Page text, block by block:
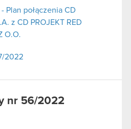
Plan połączenia CD
z CD PROJEKT RED
O.O.
2022
nr 56/2022